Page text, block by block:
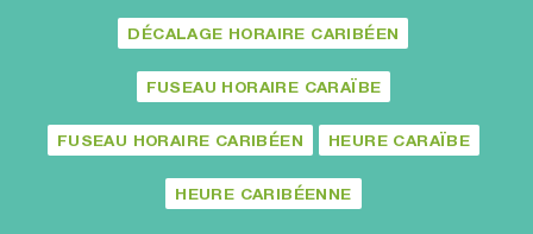
DÉCALAGE HORAIRE CARIBÉEN
FUSEAU HORAIRE CARAÏBE
FUSEAU HORAIRE CARIBÉEN HEURE CARAÏBE
HEURE CARIBÉENNE